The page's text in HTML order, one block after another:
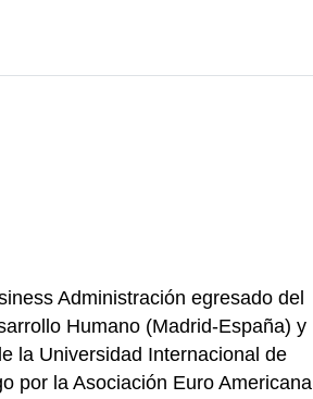
Administración egresado del
Humano (Madrid-España) y
la Universidad Internacional de
por la Asociación Euro Americana